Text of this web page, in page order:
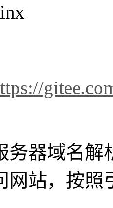
务器域名解
网站，按照